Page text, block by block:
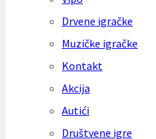
Drvene igračke
Muzičke igračke
Kontakt
Akcija
Autići
Društvene igre